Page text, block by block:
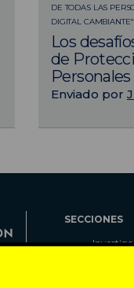
DE TODAS LAS
DIGITAL CAMBIANTE"
Los
de
Personales
Enviado por
SECCIONES